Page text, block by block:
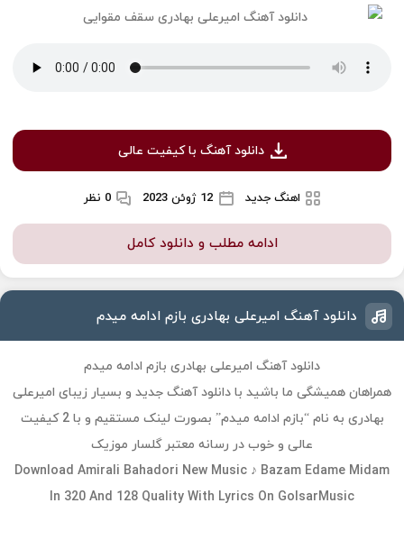
دانلود آهنگ با کیفیت عالی
اهنگ جدید 12 ژوئن 2023 0 نظر
ادامه مطلب و دانلود کامل
دانلود آهنگ امیرعلی بهادری بازم ادامه میدم
دانلود آهنگ امیرعلی بهادری بازم ادامه میدم
همراهان همیشگی ما باشید با دانلود آهنگ جدید و بسیار زیبای امیرعلی
بهادری به نام “بازم ادامه میدم” بصورت لینک مستقیم و با 2 کیفیت
عالی و خوب در رسانه معتبر گلسار موزیک
Download Amirali Bahadori New Music ♪ Bazam Edame Midam
In 320 And 128 Quality With Lyrics On GolsarMusic